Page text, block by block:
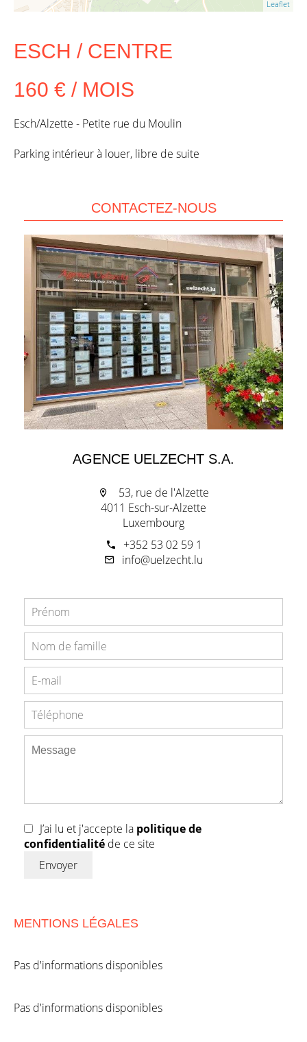
Leaflet
ESCH / CENTRE
160 € / MOIS
Esch/Alzette - Petite rue du Moulin
Parking intérieur à louer, libre de suite
CONTACTEZ-NOUS
AGENCE UELZECHT S.A.
53, rue de l'Alzette
4011 Esch-sur-Alzette
Luxembourg
+352 53 02 59 1
info@uelzecht.lu
J’ai lu et j'accepte la politique de
confidentialité de ce site
Envoyer
MENTIONS LÉGALES
Pas d'informations disponibles
Pas d'informations disponibles